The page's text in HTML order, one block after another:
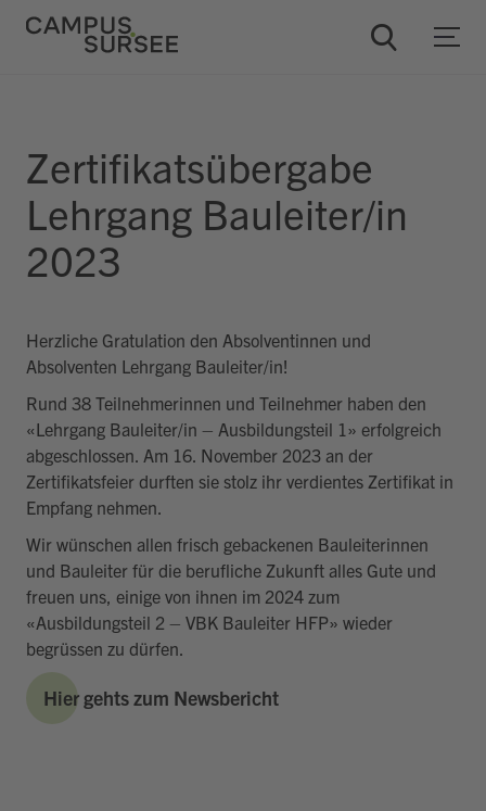
Zertifikatsübergabe
Lehrgang Bauleiter/in
2023
Herzliche Gratulation den Absolventinnen und
Absolventen Lehrgang Bauleiter/in!
Rund 38 Teilnehmerinnen und Teilnehmer haben den
«Lehrgang Bauleiter/in – Ausbildungsteil 1» erfolgreich
abgeschlossen. Am 16. November 2023 an der
Zertifikatsfeier durften sie stolz ihr verdientes Zertifikat in
Empfang nehmen.
Wir wünschen allen frisch gebackenen Bauleiterinnen
und Bauleiter für die berufliche Zukunft alles Gute und
freuen uns, einige von ihnen im 2024 zum
«Ausbildungsteil 2 – VBK Bauleiter HFP» wieder
begrüssen zu dürfen.
Hier gehts zum Newsbericht
ChatBob